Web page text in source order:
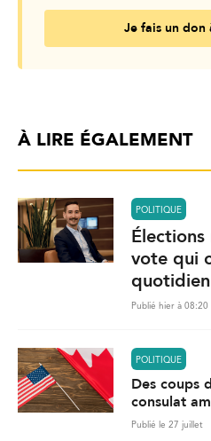
Je fais un don
À LIRE ÉGALEMENT
POLITIQUE
vote qui
quotidien
Publié hier à 08:20
POLITIQUE
Des coups
consulat
Publié le 27 juillet